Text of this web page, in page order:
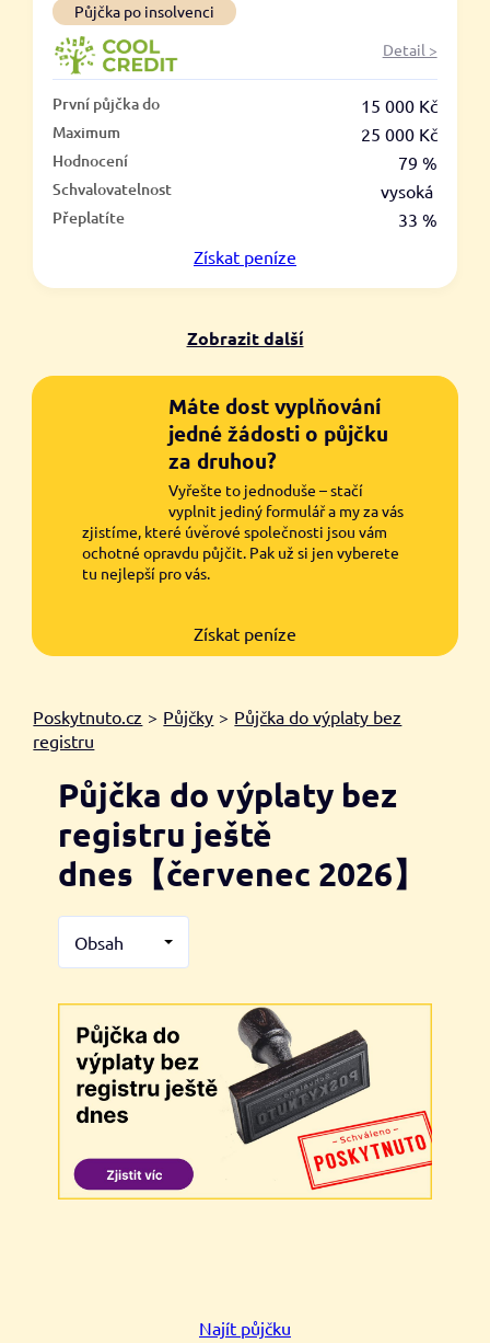
Půjčka po insolvenci
Detail >
První půjčka do 15 000 Kč
Maximum 25 000 Kč
Hodnocení 79 %
Schvalovatelnost vysoká
Přeplatíte
33 %
Získat peníze
Zobrazit další
Máte dost vyplňování
jedné žádosti o půjčku
za druhou?
Vyřešte to jednoduše – stačí
vyplnit jediný formulář a my za vás
zjistíme, které úvěrové společnosti jsou vám
ochotné opravdu půjčit. Pak už si jen vyberete
tu nejlepší pro vás.
Získat peníze
Poskytnuto.cz > Půjčky > Půjčka do výplaty bez
registru
Půjčka do výplaty bez
registru ještě
dnes【červenec 2026】
Obsah
Najít půjčku